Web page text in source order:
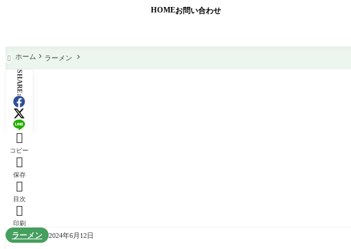
HOMEお問い合わせ
 ホーム ラーメン
SHARE:

コピー

保存

目次

印刷
ラーメン 2024年6月12日